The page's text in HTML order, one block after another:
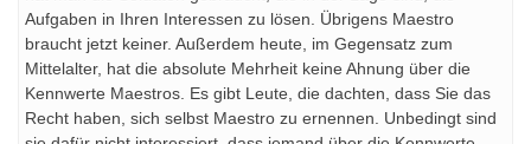
Aufgaben in Ihren Interessen zu lösen. Übrigens Maestro
braucht jetzt keiner. Außerdem heute, im Gegensatz zum
Mittelalter, hat die absolute Mehrheit keine Ahnung über die
Kennwerte Maestros. Es gibt Leute, die dachten, dass Sie das
Recht haben, sich selbst Maestro zu ernennen. Unbedingt sind